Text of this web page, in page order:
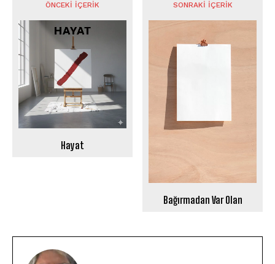
ÖNCEKI İÇERIK
Hayat
SONRAKI İÇERIK
Bağırmadan Var Olan